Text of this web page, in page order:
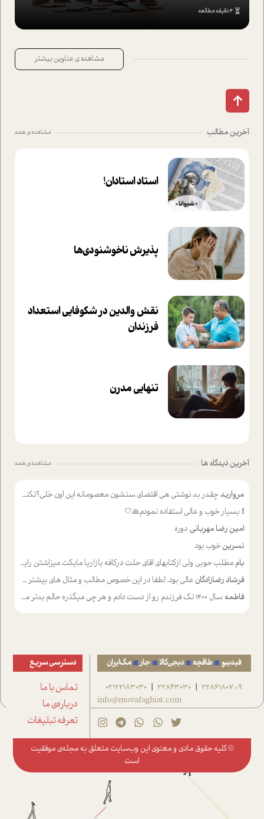
4 دقیقه مطالعه
مشاهده ی عناوین بیشتر
آخرین مطالب مشاهده ی همه
استاد استادان!
پذیرش ناخوشنودی‌ها
نقش والدین در شکوفا‌یی ا‌ستعداد
فرزندان‌
تنهایی مدرن
آخرین دیدگاه ها مشاهده ی همه
مروارید چقدر بد نوشتی هی اقتضای سنشون معصومانه این اون خلی؟نکنه تا چهل سالگی پوشکت میکردن و شیر میخوردی که به اینا میگی کودک
f بسیار خوب و عالی استفاده نمودم🙏🤍
امین رضا مهربانی دوره
نسرینخوب بود
بام مطلب حوبی ولی ازکتابهای اقای حلت درکافه بازاریا مایکت میزاشتن رایگان خوب بود ولی هرکدام خلاصه شده ش تومجله از طریق سایت هم خوبه اینکه درزیر اخرصفحه گذاشته شده خب ادم خبره میره نصب میکنه میخونه ولی هرکسی گوشیش ظرفیتش نداره باتشکر
فرشاد رضازادگان عالی بود. لطفا در این خصوص مطالب و مثال های بیشتر ی ارایه دهید
فاطمه سال ۱۴۰۰ تک فرزندم رو از دست دادم و هر چی میگذره حالم بدتر میشه و دلتنگتر تنایی رو ترجیح دادم و معاشرت برام سخت شده
فیدیبو طاقچه دیجی‌کالا جار مگ‌ایران
22861807-9
|
22843030
|
02122183030
info@movafaghiat.com
دسترسی سریع
تماس با ما
درباره‌ی ما
تعرفه تبلیغات
© کلیه حقوق مادی و معنوی این وب‌سایت متعلق به مجله‌ی موفقیت
است